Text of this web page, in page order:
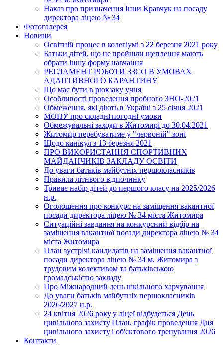
Наказ про призначення Інни Кравчук на посаду
директора ліцею № 34
Фотогалерея
Новини
Освітній процес в колегіумі з 22 березня 2021 року
Батьки дітей, що не пройшли щеплення мають
обрати іншу форму навчання
РЕГЛАМЕНТ РОБОТИ ЗЗСО В УМОВАХ
АДАПТИВНОГО КАРАНТИНУ
Що має бути в рюкзаку учня
Особливості проведення пробного ЗНО-2021
Обмеження, які діють в Україні з 25 січня 2021
МОНУ про складні погодні умови
Обмежувальні заходи в Житомирі до 30.04.2021
Житомир перебуватиме у "червоній" зоні
Щодо канікул з 13 березня 2021
ПРО ВИКОРИСТАННЯ СПОРТИВНИХ
МАЙДАНЧИКІВ ЗАКЛАДУ ОСВІТИ
До уваги батьків майбутніх першокласників
Правила літнього відпочинку
Триває набір дітей до першого класу на 2025/2026
н.р.
Оголошення про конкурс на заміщення вакантної
посади директора ліцею № 34 міста Житомира
Ситуаційні завдання на конкурсний відбір на
заміщення вакантної посади директора ліцею № 34
міста Житомира
План зустрічі кандидатів на заміщення вакантної
посади директора ліцею № 34 м. Житомира з
трудовим колективом та батьківською
громадськістю закладу
Про Міжнародний день шкільного харчування
До уваги батьків майбутніх першокласників
2026/2027 н.р.
24 квітня 2026 року у ліцеї відбудеться День
цивільного захисту План, графік проведення Дня
цивільного захисту і об'єктового тренування 2026
Контакти